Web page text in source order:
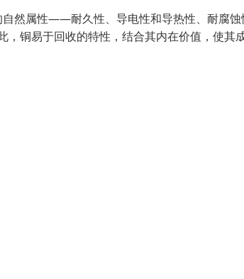
自然属性——耐久性、导电性和导热性、耐腐蚀
铜易于回收的特性，结合其内在价值，使其